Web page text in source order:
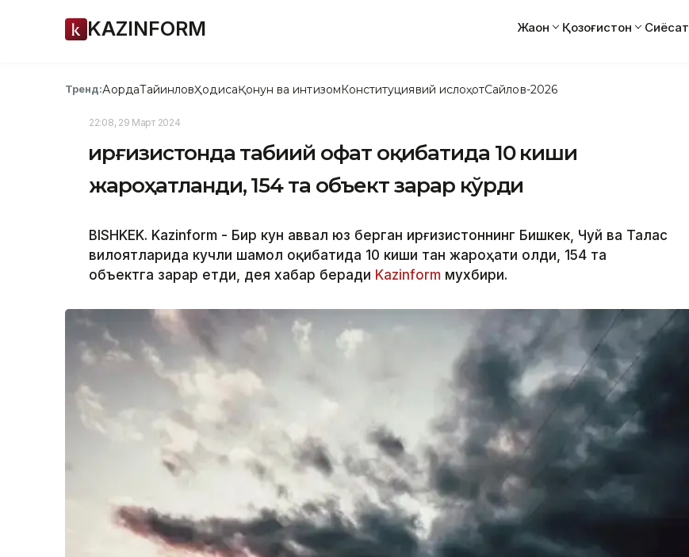
KAZINFORM Жаҳон Қозоғистон Сиёсат
Тренд:АқордаТайинловҲодисаҚонун ва интизомКонституциявий ислоҳотСайлов-2026
22:08, 29 Март 2024
Қирғизистонда табиий офат оқибатида 10 киши
жароҳатланди, 154 та объект зарар кўрди
BISHKEK. Kazinform - Бир кун аввал юз берган Қирғизистоннинг Бишкек, Чуй ва Талас
вилоятларида кучли шамол оқибатида 10 киши тан жароҳати олди, 154 та
объектга зарар етди, дея хабар беради Kazinform мухбири.